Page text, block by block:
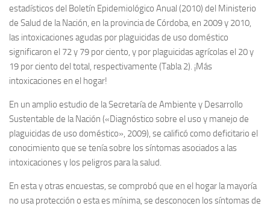
estadísticos del Boletín Epidemiológico Anual (2010) del Ministerio
de Salud de la Nación, en la provincia de Córdoba, en 2009 y 2010,
las intoxicaciones agudas por plaguicidas de uso doméstico
significaron el 72 y 79 por ciento, y por plaguicidas agrícolas el 20 y
19 por ciento del total, respectivamente (Tabla 2). ¡Más
intoxicaciones en el hogar!
En un amplio estudio de la Secretaría de Ambiente y Desarrollo
Sustentable de la Nación («Diagnóstico sobre el uso y manejo de
plaguicidas de uso doméstico», 2009), se calificó como deficitario el
conocimiento que se tenía sobre los síntomas asociados a las
intoxicaciones y los peligros para la salud.
En esta y otras encuestas, se comprobó que en el hogar la mayoría
no usa protección o esta es mínima, se desconocen los síntomas de